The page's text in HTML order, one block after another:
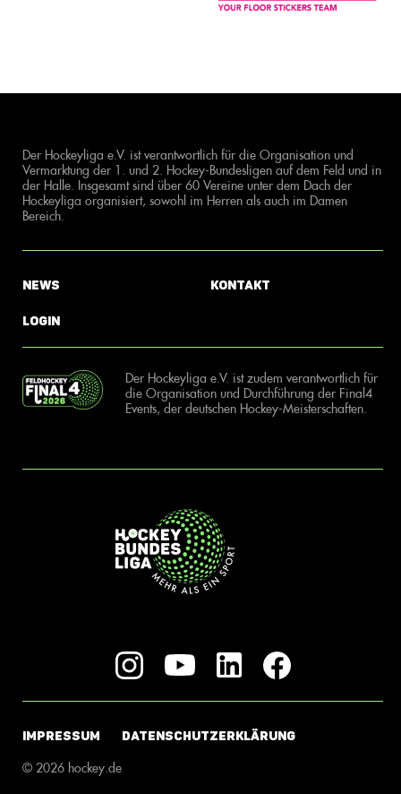
Der Hockeyliga e.V. ist verantwortlich für die Organisation und
Vermarktung der 1. und 2. Hockey-Bundesligen auf dem Feld und in
der Halle. Insgesamt sind über 60 Vereine unter dem Dach der
Hockeyliga organisiert, sowohl im Herren als auch im Damen
Bereich.
News
Login
Kontakt
Der Hockeyliga e.V. ist zudem verantwortlich für
die Organisation und Durchführung der Final4
Events, der deutschen Hockey-Meisterschaften.
IMPRESSUM DATENSCHUTZERKLÄRUNG
© 2026 hockey.de